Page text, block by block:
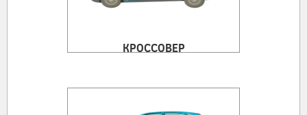
КРОССОВЕР